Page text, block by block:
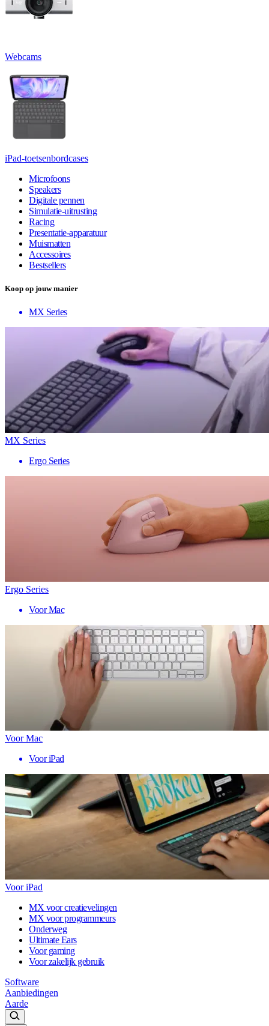
Webcams
iPad-toetsenbordcases
Microfoons
Speakers
Digitale pennen
Simulatie-uitrusting
Racing
Presentatie-apparatuur
Muismatten
Accessoires
Bestsellers
Koop op jouw manier
MX Series
MX Series
Ergo Series
Ergo Series
Voor Mac
Voor Mac
Voor iPad
Voor iPad
MX voor creatievelingen
MX voor programmeurs
Onderweg
Ultimate Ears
Voor gaming
Voor zakelijk gebruik
Software
Aanbiedingen
Aarde